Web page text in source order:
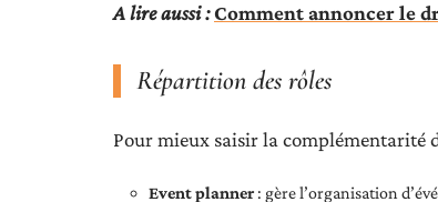
A lire aussi :Comment annoncer le
Répartition des rôles
Pour mieux saisir la complémentarité
Event planner : gère l’organisation